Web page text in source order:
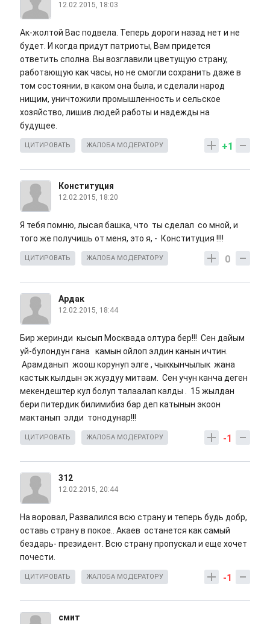
12.02.2015, 18:03
Ак-жолтой Вас подвела. Теперь дороги назад нет и не
будет. И когда придут патриоты, Вам придется
ответить сполна. Вы возглавили цветущую страну,
работающую как часы, но не смогли сохранить даже в
том состоянии, в каком она была, и сделали народ
нищим, уничтожили промышленность и сельское
хозяйство, лишив людей работы и надежды на
будущее.
+1
ЦИТИРОВАТЬ ЖАЛОБА МОДЕРАТОРУ
Конституция
12.02.2015, 18:20
Я тебя помню, лысая башка, что ты сделал со мной, и
того же получишь от меня, это я, - Конституция !!!!
0
ЦИТИРОВАТЬ ЖАЛОБА МОДЕРАТОРУ
Ардак
12.02.2015, 18:44
Бир жеринди кысып Москвада олтура бер!!! Сен дайым
уй-булондун гана камын ойлоп элдин канын ичтин.
Арамданып жоош корунуп элге , чыккынчылык жана
кастык кылдын эк жуздуу митаам. Сен учун канча деген
мекендештер кул болуп талаалап калды . 15 жылдан
бери питердик билимибиз бар деп катынын экоон
мактанып элди тонодунар!!!
-1
ЦИТИРОВАТЬ ЖАЛОБА МОДЕРАТОРУ
312
12.02.2015, 20:44
На воровал, Развалился всю страну и теперь будь добр,
оставь страну в покое.. Акаев останется как самый
бездарь- президент. Всю страну пропускал и еще хочет
почести.
-1
ЦИТИРОВАТЬ ЖАЛОБА МОДЕРАТОРУ
смит